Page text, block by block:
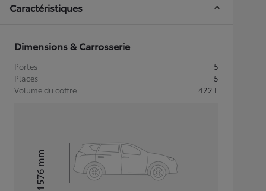
Caractéristiques
Dimensions & Carrosserie
Portes
5
Places
5
Volume du coffre
422 L
Hauteur1 576
mm